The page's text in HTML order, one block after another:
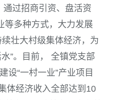
通过招商引资、盘活资
等多种方式，大力发展
壮大村级集体经济，为
”。目前， 全镇党支部
设“一村一业”产业项目
体经济收入全部达到 10